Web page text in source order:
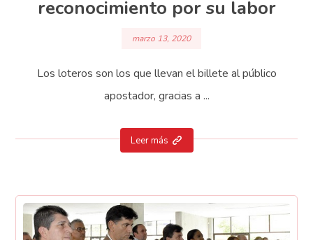
reconocimiento por su labor
marzo 13, 2020
Los loteros son los que llevan el billete al público
apostador, gracias a ...
Leer más